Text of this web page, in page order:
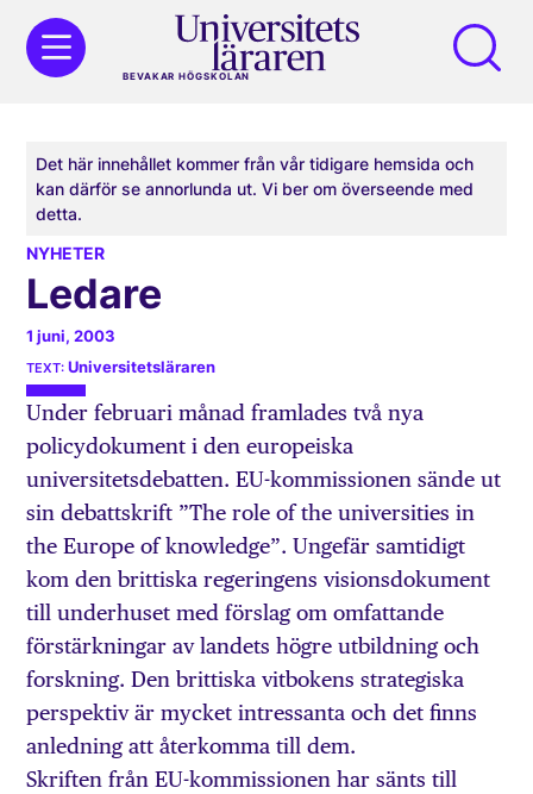
BEVAKAR HÖGSKOLAN
Det här innehållet kommer från vår tidigare hemsida och
kan därför se annorlunda ut. Vi ber om överseende med
detta.
NYHETER
Ledare
1 juni, 2003
Universitetsläraren
Under februari månad framlades två nya
policydokument i den europeiska
universitetsdebatten. EU-kommissionen sände ut
sin debattskrift ”The role of the universities in
the Europe of knowledge”. Ungefär samtidigt
kom den brittiska regeringens visionsdokument
till underhuset med förslag om omfattande
förstärkningar av landets högre utbildning och
forskning. Den brittiska vitbokens strategiska
perspektiv är mycket intressanta och det finns
anledning att återkomma till dem.
Skriften från EU-kommissionen har sänts till